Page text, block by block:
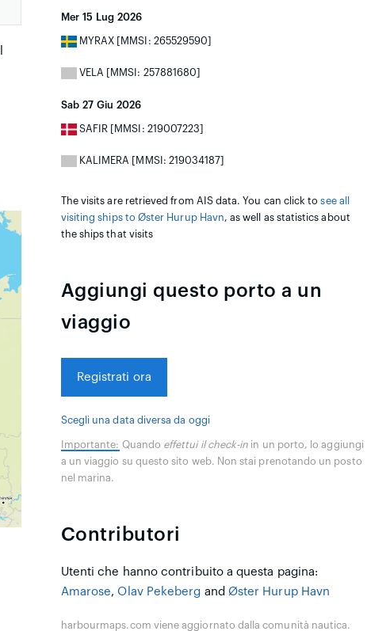
Mer 15 Lug 2026
MYRAX [MMSI: 265529590]
VELA [MMSI: 257881680]
Sab 27 Giu 2026
SAFIR [MMSI: 219007223]
KALIMERA [MMSI: 219034187]
The visits are retrieved from AIS data. You can click tosee all
visiting ships to Øster Hurup Havn, as well as statistics about
the ships that visits
Aggiungi questo porto a un
viaggio
Registrati ora
Scegli una data diversa da oggi
Importante: Quando effettui il check-in in un porto, lo aggiungi
a un viaggio su questo sito web. Non stai prenotando un posto
nel marina.
Contributori
Utenti che hanno contribuito a questa pagina:
Amarose,Olav Pekeberg and Øster Hurup Havn
harbourmaps.com viene aggiornato dalla comunità nautica.